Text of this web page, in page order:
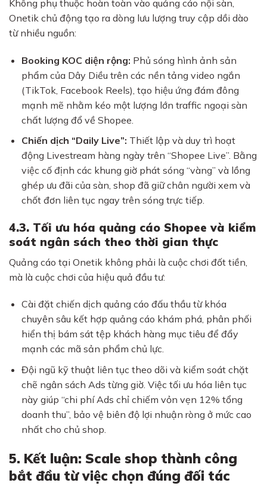
Không phụ thuộc hoàn toàn vào quảng cáo nội sàn,
Onetik chủ động tạo ra dòng lưu lượng truy cập dồi dào
từ nhiều nguồn:
Booking KOC diện rộng: Phủ sóng hình ảnh sản
phẩm của Dây Diều trên các nền tảng video ngắn
(TikTok, Facebook Reels), tạo hiệu ứng đám đông
mạnh mẽ nhằm kéo một lượng lớn traffic ngoại sàn
chất lượng đổ về Shopee.
Chiến dịch “Daily Live”: Thiết lập và duy trì hoạt
động Livestream hàng ngày trên “Shopee Live”. Bằng
việc cố định các khung giờ phát sóng “vàng” và lồng
ghép ưu đãi của sàn, shop đã giữ chân người xem và
chốt đơn liên tục ngay trên sóng trực tiếp.
4.3. Tối ưu hóa quảng cáo Shopee và kiểm
soát ngân sách theo thời gian thực
Quảng cáo tại Onetik không phải là cuộc chơi đốt tiền,
mà là cuộc chơi của hiệu quả đầu tư:
Cài đặt chiến dịch quảng cáo đấu thầu từ khóa
chuyên sâu kết hợp quảng cáo khám phá, phân phối
hiển thị bám sát tệp khách hàng mục tiêu để đẩy
mạnh các mã sản phẩm chủ lực.
Đội ngũ kỹ thuật liên tục theo dõi và kiểm soát chặt
chẽ ngân sách Ads từng giờ. Việc tối ưu hóa liên tục
này giúp “chi phí Ads chỉ chiếm vỏn vẹn 12% tổng
doanh thu”, bảo vệ biên độ lợi nhuận ròng ở mức cao
nhất cho chủ shop.
5. Kết luận: Scale shop thành công
bắt đầu từ việc chọn đúng đối tác